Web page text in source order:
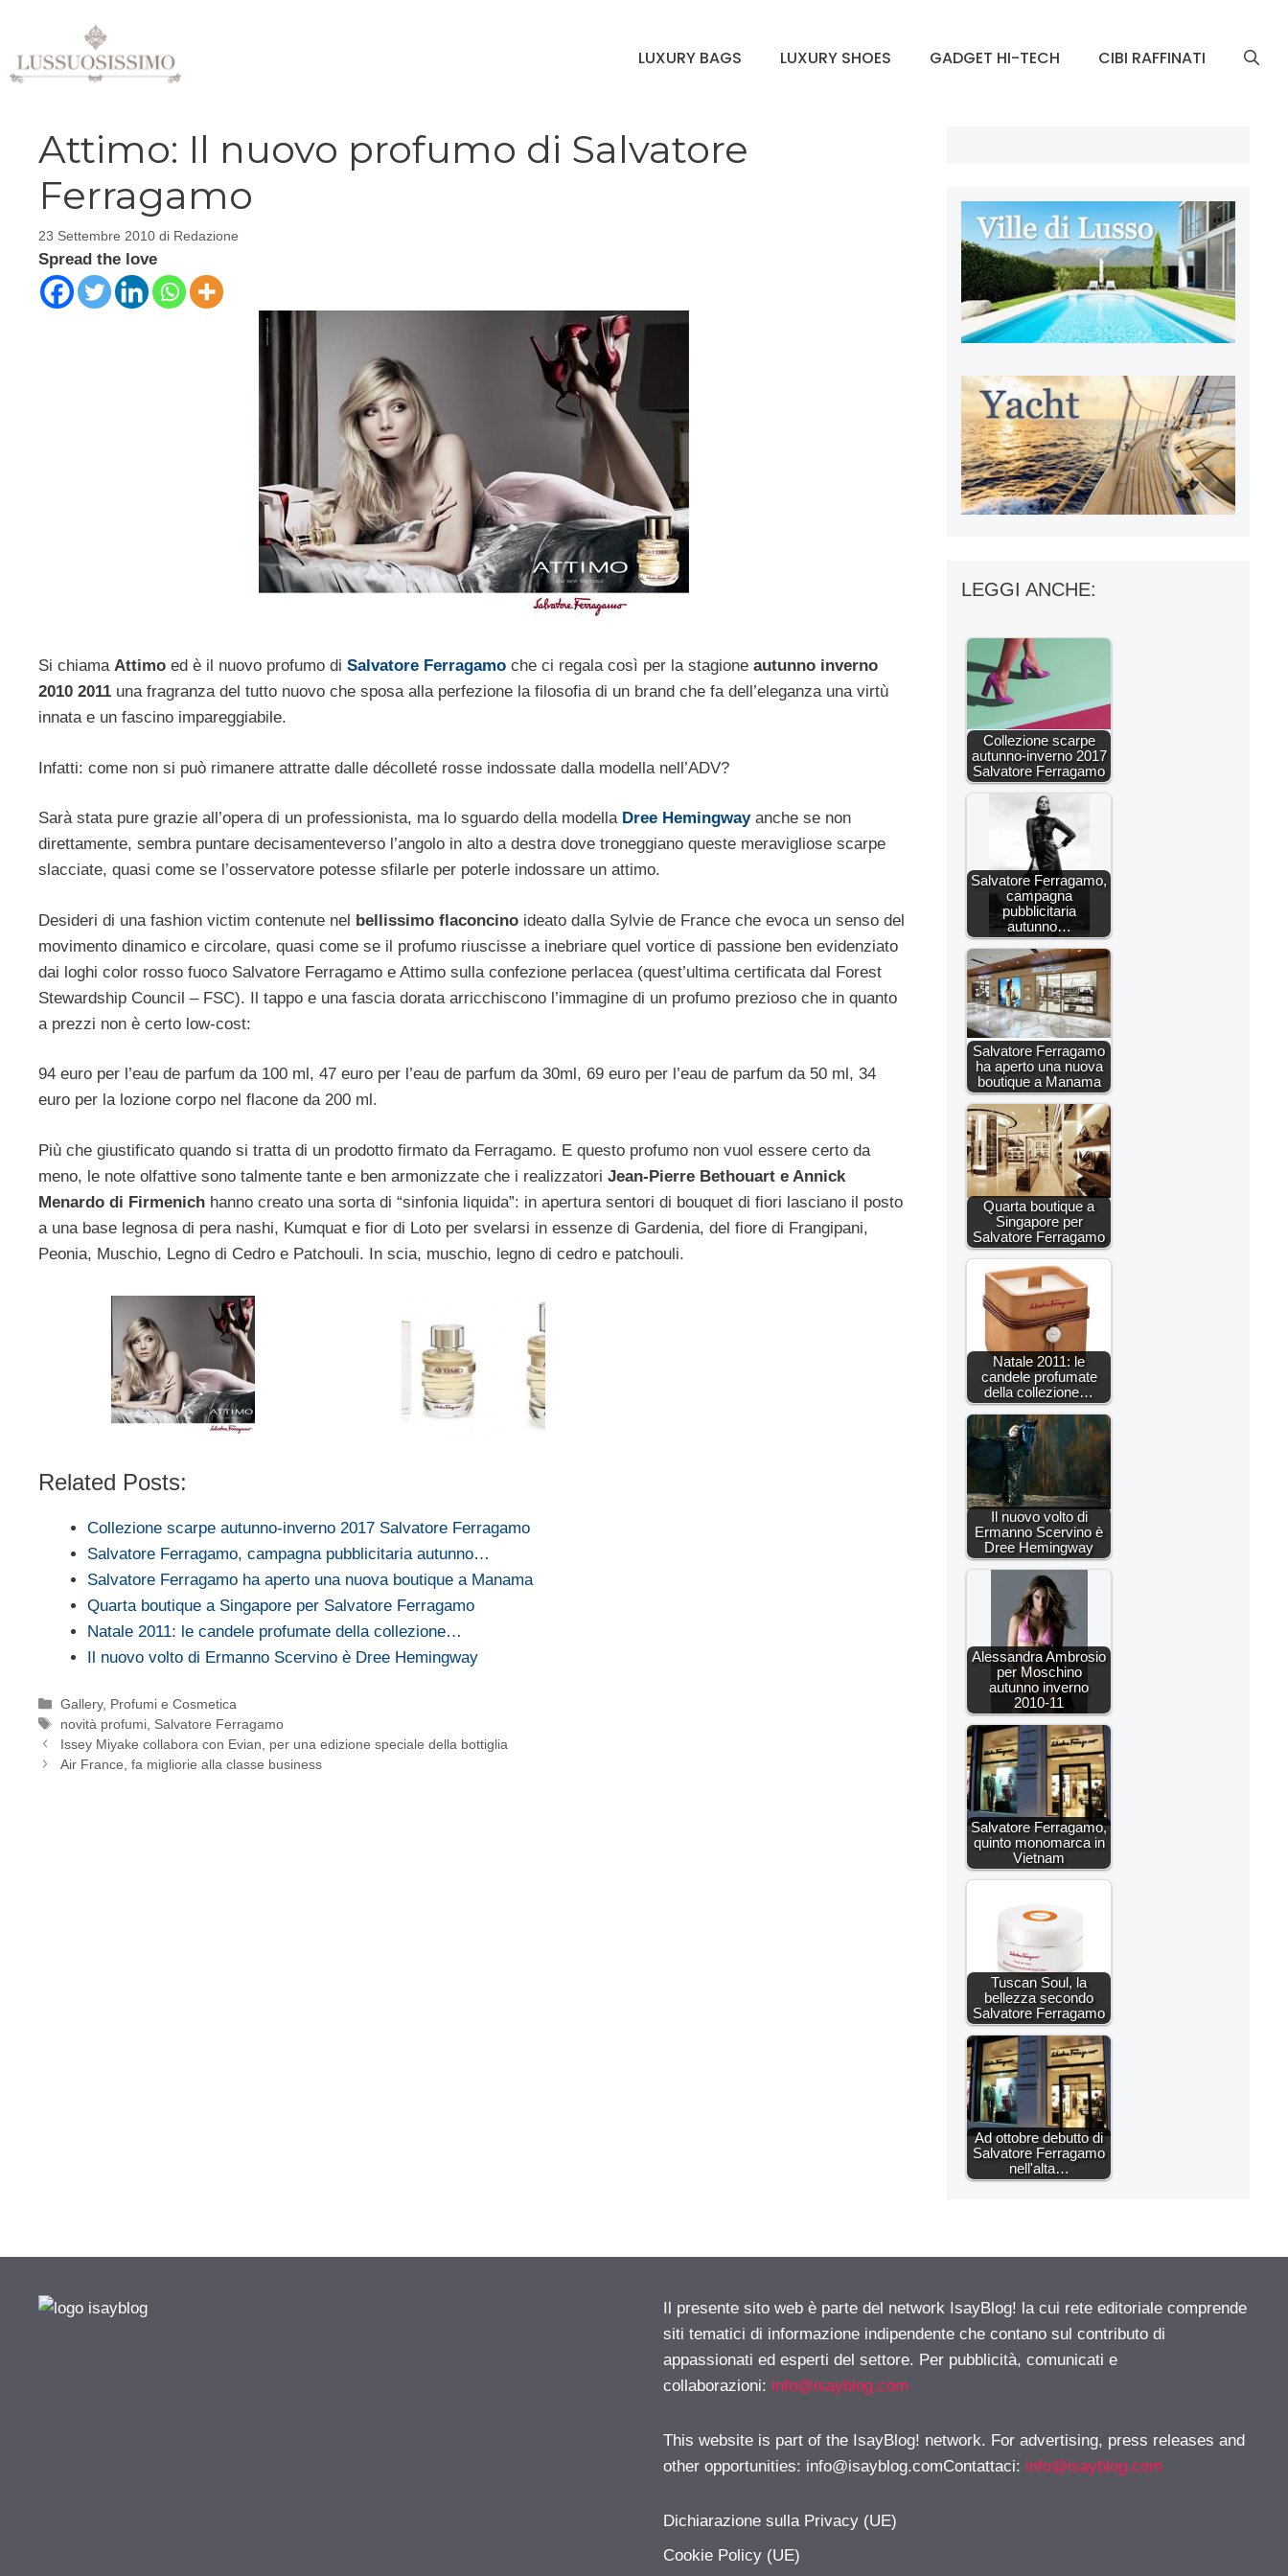
contenuto
LUXURY BAGS LUXURY SHOES GADGET HI-TECH CIBI RAFFINATI
Attimo: Il nuovo profumo di Salvatore
Ferragamo
23 Settembre 2010 di Redazione
Spread the love
Si chiama Attimo ed è il nuovo profumo di Salvatore Ferragamo che ci regala così per la stagione autunno inverno
2010 2011 una fragranza del tutto nuovo che sposa alla perfezione la filosofia di un brand che fa dell’eleganza una virtù
innata e un fascino impareggiabile.
Infatti: come non si può rimanere attratte dalle décolleté rosse indossate dalla modella nell’ADV?
Sarà stata pure grazie all’opera di un professionista, ma lo sguardo della modella Dree Hemingwayanche se non
direttamente, sembra puntare decisamenteverso l’angolo in alto a destra dove troneggiano queste meravigliose scarpe
slacciate, quasi come se l’osservatore potesse sfilarle per poterle indossare un attimo.
Desideri di una fashion victim contenute nel bellissimo flaconcino ideato dalla Sylvie de France che evoca un senso del
movimento dinamico e circolare, quasi come se il profumo riuscisse a inebriare quel vortice di passione ben evidenziato
dai loghi color rosso fuoco Salvatore Ferragamo e Attimo sulla confezione perlacea (quest’ultima certificata dal Forest
Stewardship Council – FSC). Il tappo e una fascia dorata arricchiscono l’immagine di un profumo prezioso che in quanto
a prezzi non è certo low-cost:
94 euro per l’eau de parfum da 100 ml, 47 euro per l’eau de parfum da 30ml, 69 euro per l’eau de parfum da 50 ml, 34
euro per la lozione corpo nel flacone da 200 ml.
Più che giustificato quando si tratta di un prodotto firmato da Ferragamo. E questo profumo non vuol essere certo da
meno, le note olfattive sono talmente tante e ben armonizzate che i realizzatori Jean-Pierre Bethouart e Annick
Menardo di Firmenich hanno creato una sorta di “sinfonia liquida”: in apertura sentori di bouquet di fiori lasciano il posto
a una base legnosa di pera nashi, Kumquat e fior di Loto per svelarsi in essenze di Gardenia, del fiore di Frangipani,
Peonia, Muschio, Legno di Cedro e Patchouli. In scia, muschio, legno di cedro e patchouli.
Related Posts:
Collezione scarpe autunno-inverno 2017 Salvatore Ferragamo
Salvatore Ferragamo, campagna pubblicitaria autunno…
Salvatore Ferragamo ha aperto una nuova boutique a Manama
Quarta boutique a Singapore per Salvatore Ferragamo
Natale 2011: le candele profumate della collezione…
Il nuovo volto di Ermanno Scervino è Dree Hemingway
Categorie
Gallery, Profumi e Cosmetica
Tag
novità profumi Salvatore Ferragamo
Issey Miyake collabora con Evian, per una edizione speciale della bottiglia
Air France, fa migliorie alla classe business
LEGGI ANCHE:
Collezione scarpe
autunno-inverno 2017
Salvatore Ferragamo
Salvatore Ferragamo,
campagna
pubblicitaria
autunno…
Salvatore Ferragamo
ha aperto una nuova
boutique a Manama
Quarta boutique a
Singapore per
Salvatore Ferragamo
Natale 2011: le
candele profumate
della collezione…
Il nuovo volto di
Ermanno Scervino è
Dree Hemingway
Alessandra Ambrosio
per Moschino
autunno inverno
2010-11
Salvatore Ferragamo,
quinto monomarca in
Vietnam
Tuscan Soul, la
bellezza secondo
Salvatore Ferragamo
Ad ottobre debutto di
Salvatore Ferragamo
nell'alta…
Il presente sito web è parte del network IsayBlog! la cui rete editoriale comprende
siti tematici di informazione indipendente che contano sul contributo di
appassionati ed esperti del settore. Per pubblicità, comunicati e
collaborazioni: info@isayblog.com
This website is part of the IsayBlog! network. For advertising, press releases and
other opportunities: info@isayblog.comContattaci: info@isayblog.com
Dichiarazione sulla Privacy (UE)
Cookie Policy (UE)